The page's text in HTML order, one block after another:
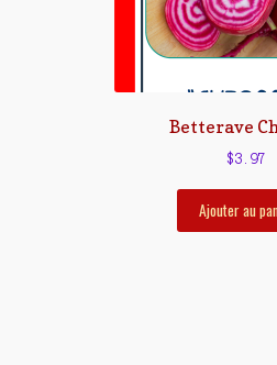
Betterave
$3.97
Ajouter au